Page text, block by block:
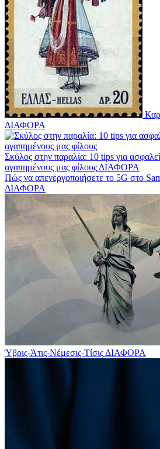
ΔΙΑΦΟΡΑ
Σκύλος στην παραλία: 10 tips για
αγαπημένους μας φίλους ΔΙΑΦΟΡΑ
Πώς να απενεργοποιήσετε το 5G στο
ΔΙΑΦΟΡΑ
Ύβρις-Άτις-Νέμεσις-Τίσις ΔΙΑΦΟΡΑ